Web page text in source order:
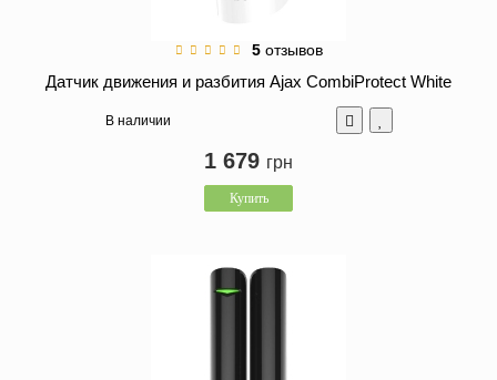
5 отзывов
Датчик движения и разбития Ajax CombiProtect White
В наличии
1 679 грн
Купить